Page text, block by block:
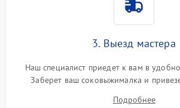
3. Выезд мастера
Наш специалист приедет к вам в
Заберет ваш соковыжималка и
Подробнее